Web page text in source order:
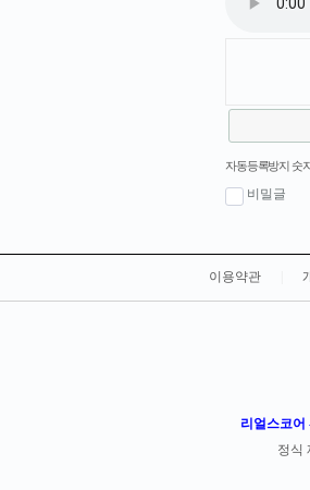
자동등록방지 숫
비밀글
이용약관
리얼스코어
정식